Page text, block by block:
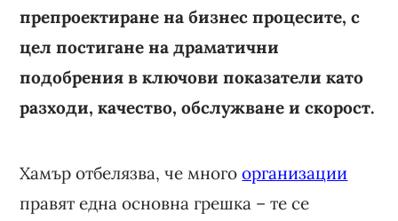
препроектиране на бизнес процесите, с
цел постигане на драматични
подобрения в ключови показатели като
разходи, качество, обслужване и скорост.
Хамър отбелязва, че многоорганизации
правят една основна грешка – те се